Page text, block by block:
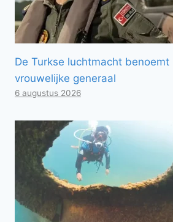
De Turkse luchtmacht benoemt
vrouwelijke generaal
6 augustus 2026